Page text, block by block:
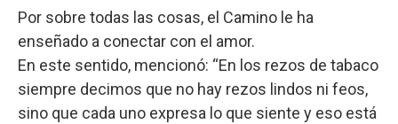
Por sobre todas las cosas, el Camino le ha
enseñado a conectar con el amor.
En este sentido, mencionó: “En los rezos de tabaco
siempre decimos que no hay rezos lindos ni feos,
sino que cada uno expresa lo que siente y eso está